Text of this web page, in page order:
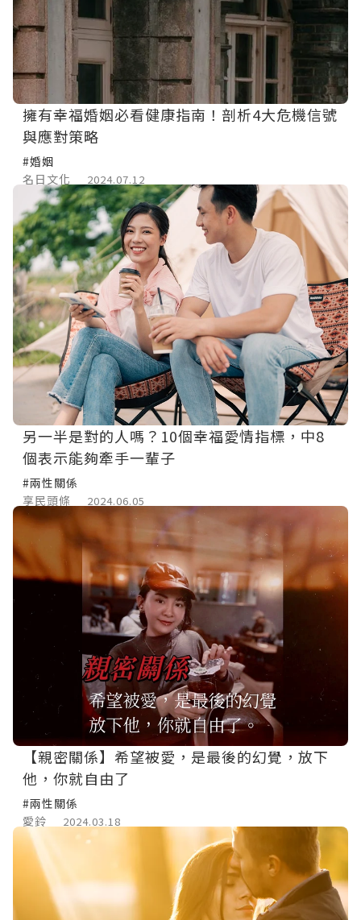
擁有幸福婚姻必看健康指南！剖析4大危機信號
與應對策略
#婚姻
名日文化
2024.07.12
另一半是對的人嗎？10個幸福愛情指標，中8
個表示能夠牽手一輩子
#兩性關係
享民頭條
2024.06.05
【親密關係】希望被愛，是最後的幻覺，放下
他，你就自由了
#兩性關係
愛鈴
2024.03.18